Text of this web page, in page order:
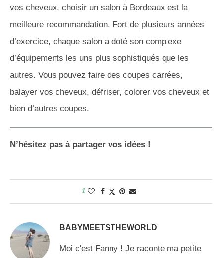
vos cheveux, choisir un salon à Bordeaux est la
meilleure recommandation. Fort de plusieurs années
d’exercice, chaque salon a doté son complexe
d’équipements les uns plus sophistiqués que les
autres. Vous pouvez faire des coupes carrées,
balayer vos cheveux, défriser, colorer vos cheveux et
bien d’autres coupes.
N’hésitez pas à partager vos idées !
1
BABYMEETSTHEWORLD
Moi c'est Fanny ! Je raconte ma petite